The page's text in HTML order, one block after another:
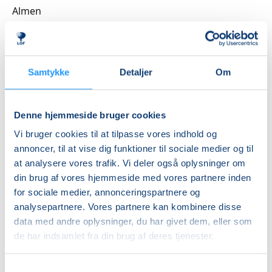
Samtykke Detaljer Om
Denne hjemmeside bruger cookies
Vi bruger cookies til at tilpasse vores indhold og
annoncer, til at vise dig funktioner til sociale medier og til
at analysere vores trafik. Vi deler også oplysninger om
din brug af vores hjemmeside med vores partnere inden
for sociale medier, annonceringspartnere og
analysepartnere. Vores partnere kan kombinere disse
data med andre oplysninger, du har givet dem, eller som
de har indsamlet fra din brug af deres tjenester.
viden om det lille barns udvikling og behov.
Fælles te
I slutningen af hver undervisningsgang sætter vi os
sammen, drikker te, spiser lidt og taler om det, der
optager jer. Det kan være fødslen, søvn – både din og
forandringer – og hvad de betyder for dig,
kærlighedslivet, amning og flaske, livet som familie,
bedsteforældre.
En undervisningsgang kan se sådan ud:
- opvarmning med blandt andet øvelser for kredsløb,
bevægelse af led, løsnende og afspændende
- øvelser for arme, skuldre og nakke
- øvelser med bevidsthed om og let træning af mave-,
Almen
DKK 2.400,00
DKK 2.160,00
Ledig-FRB
Studerende-KBH
DKK 2.160,00
Studerende-FRB
DKK 2.220,00
Unge (18-25 år)-KBH
DKK 2.160,00
Info